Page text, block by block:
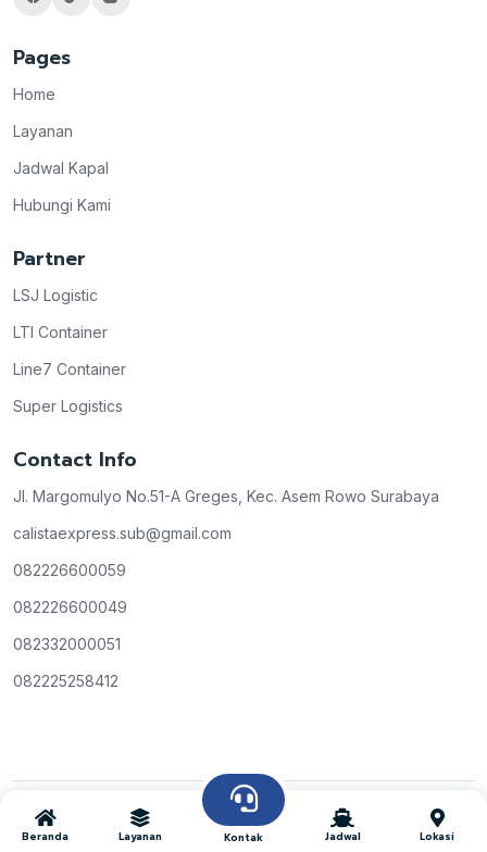
Pages
Home
Layanan
Jadwal Kapal
Hubungi Kami
Partner
LSJ Logistic
LTI Container
Line7 Container
Super Logistics
Contact Info
Jl. Margomulyo No.51-A Greges, Kec. Asem Rowo Surabaya
calistaexpress.sub@gmail.com
082226600059
082226600049
082332000051
082225258412
Copyright © Calista Express 2026 All Rights Reserved
Beranda Layanan Kontak Jadwal Lokasi